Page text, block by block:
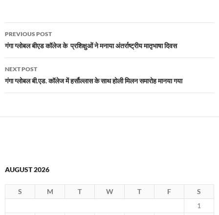
Post
navigation
PREVIOUS POST
गंगा ग्लोबल बीएड कॉलेज के प्रशिक्षुओं ने मनाया अंतर्राष्ट्रीय मातृभाषा दिवस
NEXT POST
गंगा ग्लोबल बी.एड. कॉलेज में हर्सौल्लास के साथ होली मिलन समारोह मानया गया
AUGUST 2026
S M T W T F
S
1